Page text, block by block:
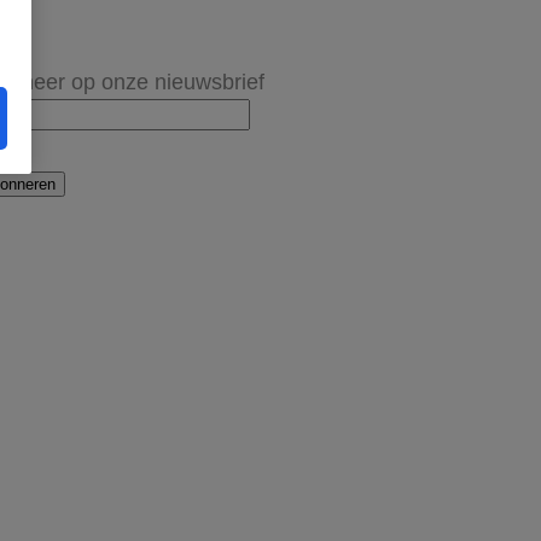
op onze nieuwsbrief